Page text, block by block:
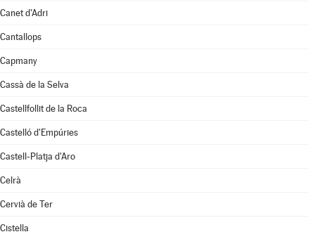
Canet d'Adri
Cantallops
Capmany
Cassà de la Selva
Castellfollit de la Roca
Castelló d'Empúries
Castell-Platja d'Aro
Celrà
Cervià de Ter
Cistella